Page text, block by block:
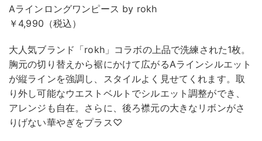
Aラインロングワンピース by rokh
￥4,990（税込）
大人気ブランド「rokh」コラボの上品で洗練された1枚。
胸元の切り替えから裾にかけて広がるAラインシルエット
が縦ラインを強調し、スタイルよく見せてくれます。取
り外し可能なウエストベルトでシルエット調整ができ、
アレンジも自在。さらに、後ろ襟元の大きなリボンがさ
りげない華やぎをプラス♡